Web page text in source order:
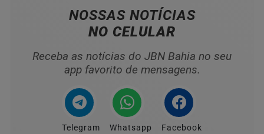
NOSSAS NOTÍCIAS
NO CELULAR
Receba as notícias do JBN Bahia no seu
app favorito de mensagens.
Telegram Whatsapp Facebook